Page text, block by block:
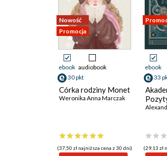
Nowość
Promocja
ebook audiobook
30 pkt
Córka rodziny Monet
Weronika Anna Marczak
(37,50 zł najniższa cena z 30 dni)
ebook
33
(29,13 zł